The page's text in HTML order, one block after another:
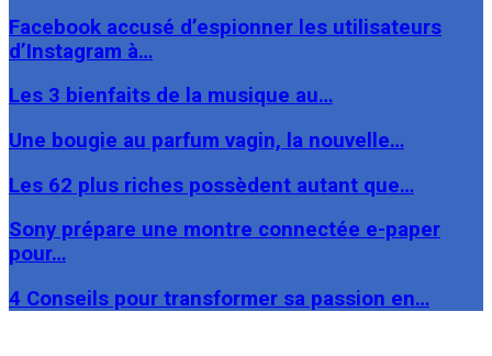
Facebook accusé d’espionner les utilisateurs
d’Instagram à…
Les 3 bienfaits de la musique au…
Une bougie au parfum vagin, la nouvelle…
Les 62 plus riches possèdent autant que…
Sony prépare une montre connectée e-paper
pour…
4 Conseils pour transformer sa passion en…